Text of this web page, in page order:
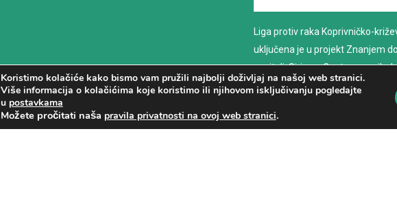
Koristimo kolačiće kako bismo vam pružili najbolji doživljaj na našoj web stranici.
Više informacija o kolačićima koje koristimo ili njihovom isključivanju pogledajte
u postavkama
Možete pročitati naša pravila privatnosti na ovoj web stranici.
Liga protiv raka Koprivničko-
uključena je u projekt Znanjem
nositelj: Sirius – Centar za
savjetovanje
PROČITAJ VIŠE